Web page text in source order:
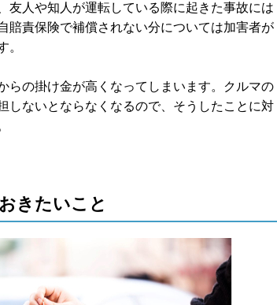
友人や知人が運転している際に起きた事故には
賠責保険で補償されない分については加害者が
。
らの掛け金が高くなってしまいます。クルマの
しないとならなくなるので、そうしたことに対
きたいこと